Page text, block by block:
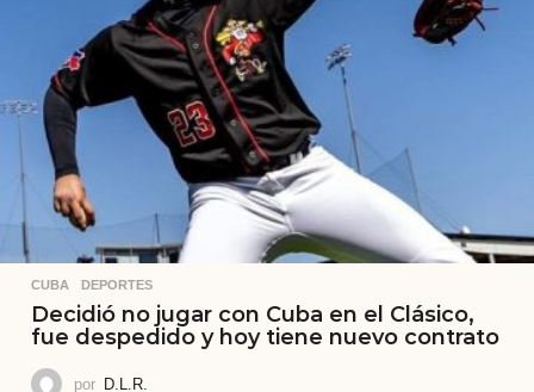
CUBA ,DEPORTES
Decidió no jugar con Cuba en el Clásico,
fue despedido y hoy tiene nuevo contrato
por D.L.R.